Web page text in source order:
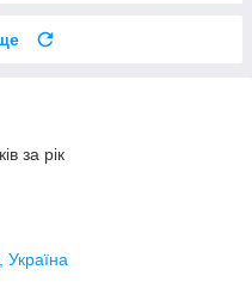
за рік
Україна